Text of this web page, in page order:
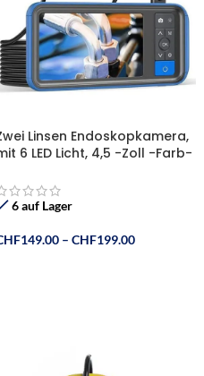
Linsen Endoskopkamera,
6 LED Licht, 4,5 -Zoll -Farb-
TF Karte
6 auf Lager
149.00 – CHF199.00